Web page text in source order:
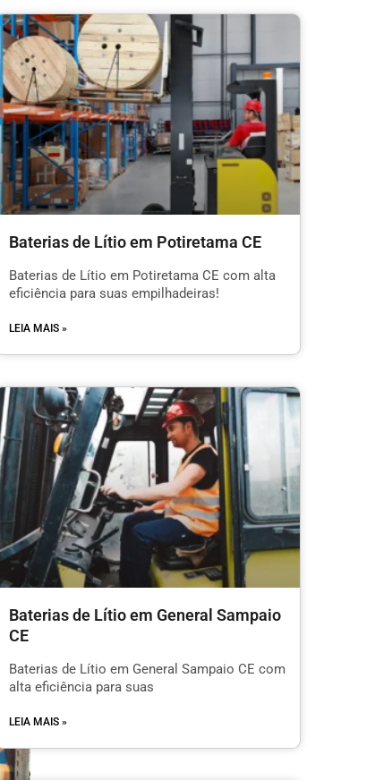
Baterias de Lítio em Potiretama CE
Baterias de Lítio em Potiretama CE com alta
eficiência para suas empilhadeiras!
LEIA MAIS »
Baterias de Lítio em General Sampaio
CE
Baterias de Lítio em General Sampaio CE com
alta eficiência para suas
LEIA MAIS »